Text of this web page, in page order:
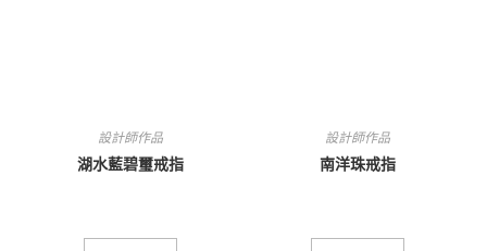
設計師作品
湖水藍碧璽戒指
設計師作品
南洋珠戒指